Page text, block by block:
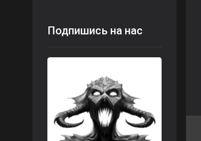
Подпишись на нас